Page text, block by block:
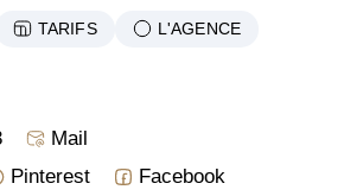
TARIFS L'AGENCE
Mail
Pinterest
Facebook